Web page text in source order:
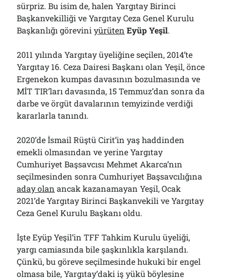
sürpriz. Bu isim de, halen Yargıtay Birinci
Başkanvekilliği ve Yargıtay Ceza Genel Kurulu
Başkanlığı göreviniyürüten Eyüp Yeşil.
2011 yılında Yargıtay üyeliğine seçilen, 2014’te
Yargıtay 16. Ceza Dairesi Başkanı olan Yeşil, önce
Ergenekon kumpas davasının bozulmasında ve
MİT TIR’ları davasında, 15 Temmuz’dan sonra da
darbe ve örgüt davalarının temyizinde verdiği
kararlarla tanındı.
2020’de İsmail Rüştü Cirit’in yaş haddinden
emekli olmasından ve yerine Yargıtay
Cumhuriyet Başsavcısı Mehmet Akarca’nın
seçilmesinden sonra Cumhuriyet Başsavcılığına
aday olan ancak kazanamayan Yeşil, Ocak
2021’de Yargıtay Birinci Başkanvekili ve Yargıtay
Ceza Genel Kurulu Başkanı oldu.
İşte Eyüp Yeşil’in TFF Tahkim Kurulu üyeliği,
yargı camiasında bile şaşkınlıkla karşılandı.
Çünkü, bu göreve seçilmesinde hukuki bir engel
olmasa bile, Yargıtay’daki iş yükü böylesine